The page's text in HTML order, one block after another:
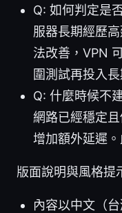
Q: 如何判定是
服器長期經歷
法改善，VPN
圍測試再投入長
Q: 什麼時候不
網路已經穩定
增加額外延遲
版面說明與風格提
內容以中文（